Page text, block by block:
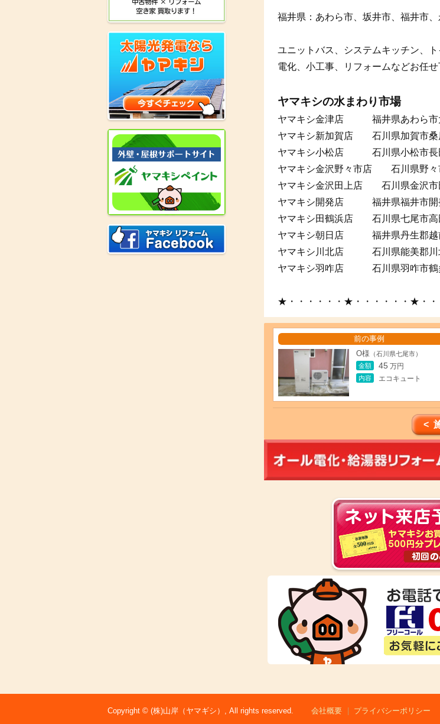
福井県：あわら市、坂井市、福井市
ユニットバス、システムキッチン、
電化、小工事、リフォームなどお任せ
ヤマキシの水まわり市場
ヤマキシ金津店 福井県あわら市
ヤマキシ新加賀店 石川県加賀市桑
ヤマキシ小松店 石川県小松市長
ヤマキシ金沢野々市店 石川県野々
ヤマキシ金沢田上店 石川県金沢市
ヤマキシ開発店 福井県福井市開
ヤマキシ田鶴浜店 石川県七尾市高
ヤマキシ朝日店 福井県丹生郡越
ヤマキシ川北店 石川県能美郡川
ヤマキシ羽咋店 石川県羽咋市鶴
★・・・・・・★・・・・・・★・
前の事例
O様 （石川県七尾市）
金額
45 万円
内容
エコキュート
<
Copyright © (株)山岸（ヤマギシ）, All rights reserved. 会社概要 プライバシーポリシー